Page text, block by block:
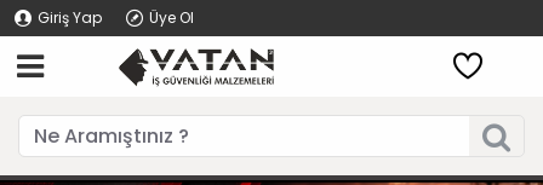
Giriş Yap Üye Ol